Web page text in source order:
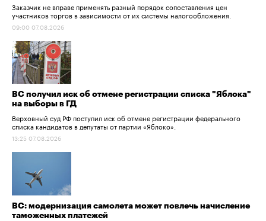
Заказчик не вправе применять разный порядок сопоставления цен
участников торгов в зависимости от их системы налогообложения.
09:00 07.08.2026
ВС получил иск об отмене регистрации списка "Яблока"
на выборы в ГД
Верховный суд РФ поступил иск об отмене регистрации федерального
списка кандидатов в депутаты от партии «Яблоко».
13:25 07.08.2026
ВС: модернизация самолета может повлечь начисление
таможенных платежей